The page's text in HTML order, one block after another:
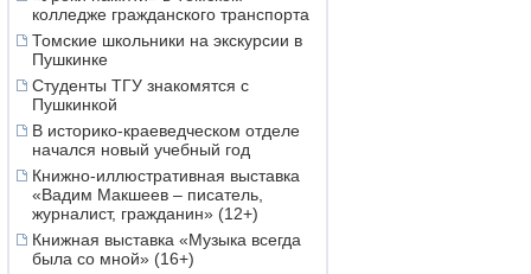
колледже гражданского транспорта
Томские школьники на экскурсии в
Пушкинке
Студенты ТГУ знакомятся с
Пушкинкой
В историко-краеведческом отделе
начался новый учебный год
Книжно-иллюстративная выставка
«Вадим Макшеев – писатель,
журналист, гражданин» (12+)
Книжная выставка «Музыка всегда
была со мной» (16+)